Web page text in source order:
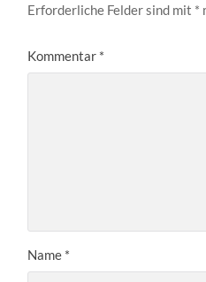
Erforderliche Felder sind mit *
Kommentar *
Name *